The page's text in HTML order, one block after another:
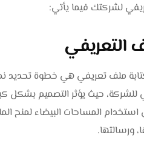
لشركتك فيما يأتي:
التعريفي
ملف تعريفي هي خطوة تحديد
للشركة، حيث يؤثر التصميم بشكل
المساحات البيضاء لمنح
ورسالتها.